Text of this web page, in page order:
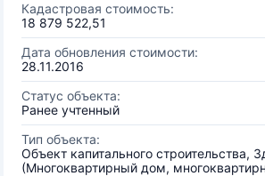
Кадастровая стоимость:
18 879 522,51
Дата обновления стоимости:
28.11.2016
Статус объекта:
Ранее учтенный
Тип объекта:
Объект капитального строительства,
(Многоквартирный дом,